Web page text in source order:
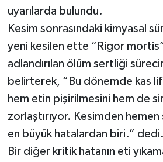
uyarılarda bulundu.
Kesim sonrasındaki kimyasal
yeni kesilen ette “Rigor
adlandırılan ölüm sertliği
belirterek, “Bu dönemde kas
hem etin pişirilmesini hem de
zorlaştırıyor. Kesimden
en büyük hatalardan biri.” dedi.
Bir diğer kritik hatanın eti